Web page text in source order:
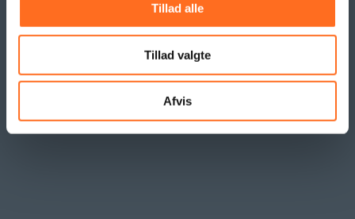
Tillad alle
Tillad valgte
Afvis